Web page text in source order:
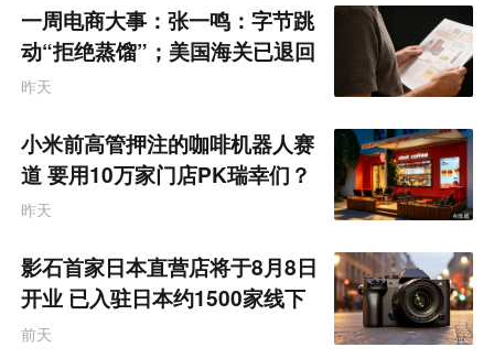
一周电商大事：张一鸣：字节跳
动“拒绝蒸馏”；美国海关已退回
约1000亿美元关税
昨天
小米前高管押注的咖啡机器人赛
道 要用10万家门店PK瑞幸们？
昨天
影石首家日本直营店将于8月8日
开业 已入驻日本约1500家线下
零售渠道
前天